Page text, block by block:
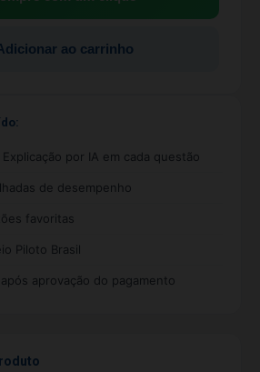
ao carrinho
por IA em cada questão
de desempenho
favoritas
Piloto Brasil
após aprovação do pagamento